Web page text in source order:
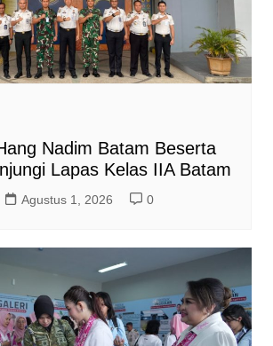
Nadim Batam Beserta
Lapas Kelas IIA Batam
Agustus 1, 2026 0